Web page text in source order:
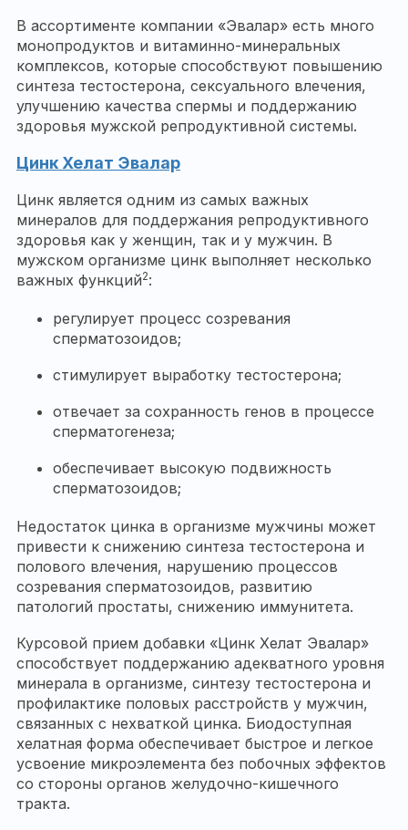
В ассортименте компании «Эвалар» есть много
монопродуктов и витаминно-минеральных
комплексов, которые способствуют повышению
синтеза тестостерона, сексуального влечения,
улучшению качества спермы и поддержанию
здоровья мужской репродуктивной системы.
Цинк Хелат Эвалар
Цинк является одним из самых важных
минералов для поддержания репродуктивного
здоровья как у женщин, так и у мужчин. В
мужском организме цинк выполняет несколько
важных функций2:
регулирует процесс созревания
сперматозоидов;
стимулирует выработку тестостерона;
отвечает за сохранность генов в процессе
сперматогенеза;
обеспечивает высокую подвижность
сперматозоидов;
Недостаток цинка в организме мужчины может
привести к снижению синтеза тестостерона и
полового влечения, нарушению процессов
созревания сперматозоидов, развитию
патологий простаты, снижению иммунитета.
Курсовой прием добавки «Цинк Хелат Эвалар»
способствует поддержанию адекватного уровня
минерала в организме, синтезу тестостерона и
профилактике половых расстройств у мужчин,
связанных с нехваткой цинка. Биодоступная
хелатная форма обеспечивает быстрое и легкое
усвоение микроэлемента без побочных эффектов
со стороны органов желудочно-кишечного
тракта.